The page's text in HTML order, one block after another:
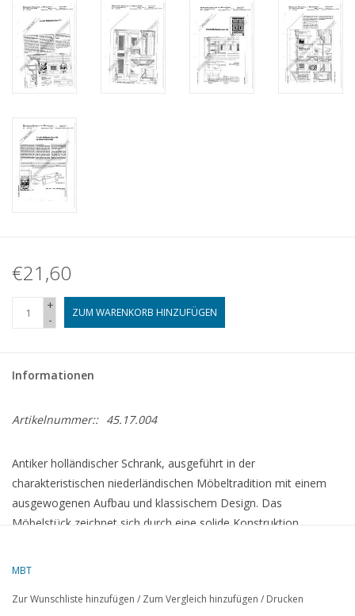
€21,60
+
-
ZUM WARENKORB HINZUFÜGEN
Informationen
Artikelnummer:: 45.17.004
Antiker holländischer Schrank, ausgeführt in der
charakteristischen niederländischen Möbeltradition mit einem
ausgewogenen Aufbau und klassischem Design. Das
Möbelstück zeichnet sich durch eine solide Konstruktion,
widerspiegelt.
MBT
Zur Wunschliste hinzufügen / Zum Vergleich hinzufügen / Drucken